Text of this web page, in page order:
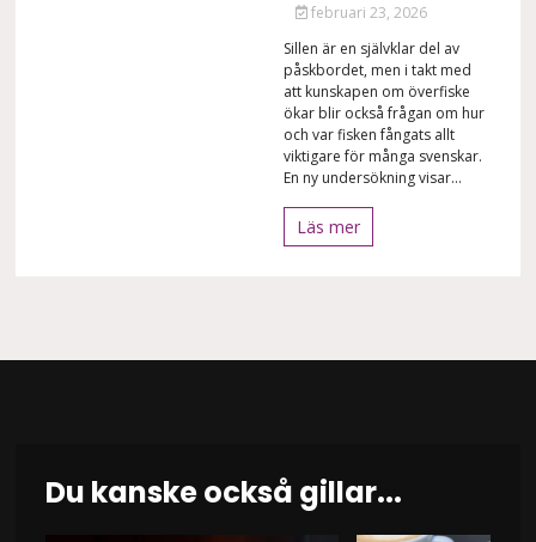
februari 23, 2026
Sillen är en självklar del av
påskbordet, men i takt med
att kunskapen om överfiske
ökar blir också frågan om hur
och var fisken fångats allt
viktigare för många svenskar.
En ny undersökning visar...
Läs mer
Du kanske också gillar...